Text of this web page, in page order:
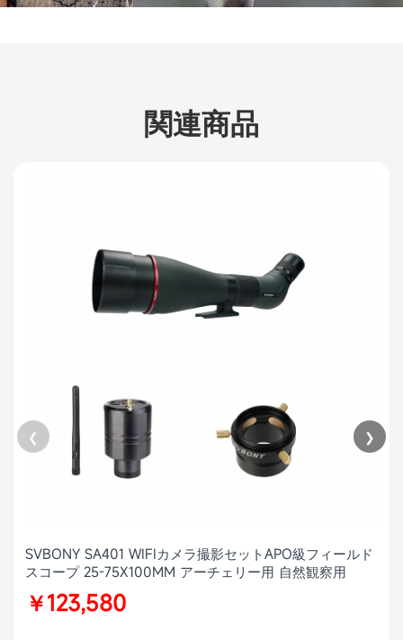
関連商品
❮
SVBONY SA401 WIFIカメラ撮影セットAPO級フィールド
スコープ 25-75X100MM アーチェリー用 自然観察用
￥123,580
❯